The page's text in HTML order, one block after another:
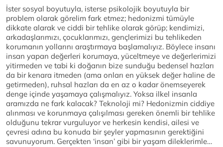
İster sosyal boyutuyla, isterse psikolojik boyutuyla bir
problem olarak görelim fark etmez; hedonizmi tümüyle
dikkate alarak ve ciddi bir tehlike olarak görüp; kendimizi,
arkadaşlarımızı, çocuklarımızı, gençlerimizi bu tehlikeden
korumanın yollarını araştırmaya başlamalıyız. Böylece insanı
insan yapan değerleri korumaya, yüceltmeye ve değerlerimizi
yitirmeden ve tabi ki doğanın bize sunduğu bedensel hazları
da bir kenara itmeden (ama onları en yüksek değer haline de
getirmeden), ruhsal hazları da en az o kadar önemseyerek
denge içinde yaşamaya çalışmalıyız. Yoksa ilkel insanla
aramızda ne fark kalacak? Teknoloji mi? Hedonizmin ciddiye
alınması ve korunmaya çalışılması gereken önemli bir tehlike
olduğunu tekrar vurguluyor ve herkesin kendisi, ailesi ve
çevresi adına bu konuda bir şeyler yapmasının gerektiğini
savunuyorum. Gerçekten ‘insan’ gibi bir yaşam dileklerimle…